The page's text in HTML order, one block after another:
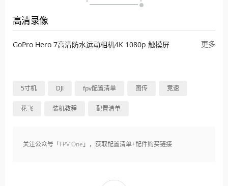
高清录像
GoPro Hero 7高清防水运动相机4K 1080p 触摸屏 更多
5寸机 DJI fpv配置清单 图传 竞速
花飞 装机教程 配置清单
关注公众号「FPV One」，获取配置清单+配件购买链接